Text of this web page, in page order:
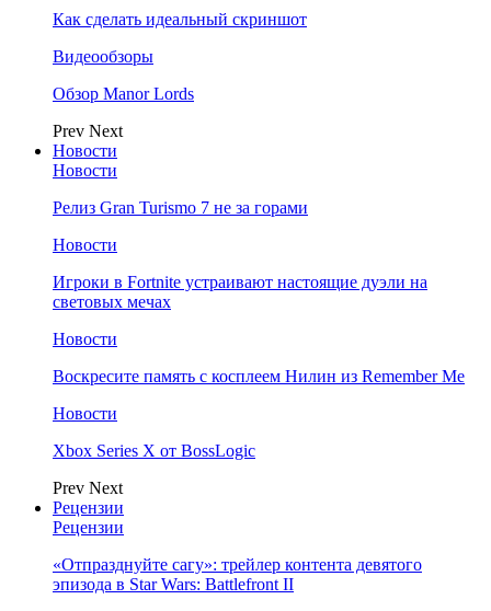
Как сделать идеальный скриншот
Видеообзоры
Обзор Manor Lords
Prev Next
Новости
Новости
Релиз Gran Turismo 7 не за горами
Новости
Игроки в Fortnite устраивают настоящие дуэли на
световых мечах
Новости
Воскресите память с косплеем Нилин из Remember Me
Новости
Xbox Series X от BossLogic
Prev Next
Рецензии
Рецензии
«Отпразднуйте сагу»: трейлер контента девятого
эпизода в Star Wars: Battlefront II